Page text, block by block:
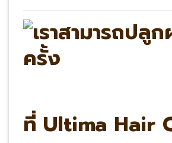
ที่ Ultima Hair